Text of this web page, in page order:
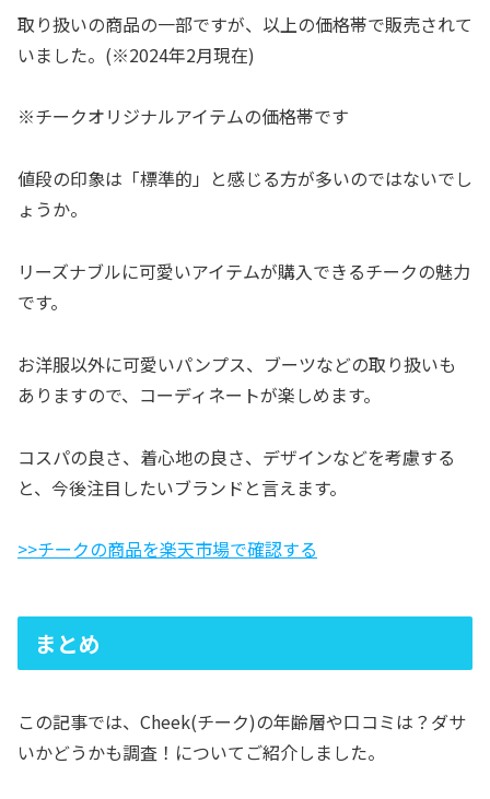
取り扱いの商品の一部ですが、以上の価格帯で販売されて
いました。(※2024年2月現在)
※チークオリジナルアイテムの価格帯です
値段の印象は「標準的」と感じる方が多いのではないでし
ょうか。
リーズナブルに可愛いアイテムが購入できるチークの魅力
です。
お洋服以外に可愛いパンプス、ブーツなどの取り扱いも
ありますので、コーディネートが楽しめます。
コスパの良さ、着心地の良さ、デザインなどを考慮する
と、今後注目したいブランドと言えます。
>>チークの商品を楽天市場で確認する
まとめ
この記事では、Cheek(チーク)の年齢層や口コミは？ダサ
いかどうかも調査！についてご紹介しました。